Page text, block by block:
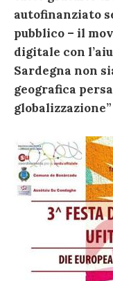
autofinanziato
pubblico – il
digitale con
Sardegna non
geografica
globalizzazione”